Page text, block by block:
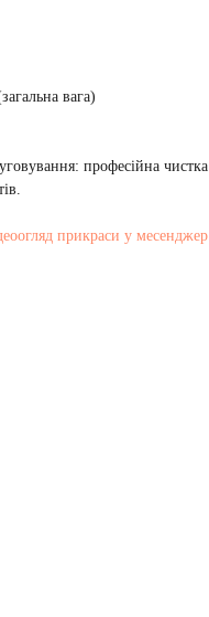
вага)
професійна чистка
прикраси у месенджер